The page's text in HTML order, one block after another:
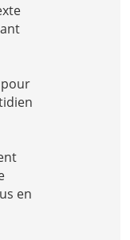
en